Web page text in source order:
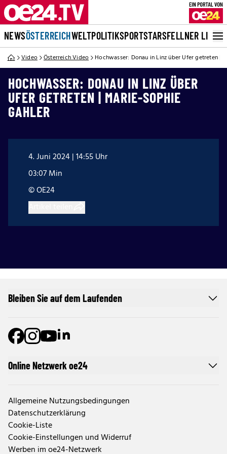
NEWSÖSTERREICHWELTPOLITIKSPORTSTARSFELLNER LIVE
Video Österreich Video Hochwasser: Donau in Linz über Ufer getreten |
HOCHWASSER: DONAU IN LINZ ÜBER
UFER GETRETEN | MARIE-SOPHIE
GAHLER
4. Juni 2024 | 14:55 Uhr
03:07 Min
© OE24
Online Netzwerk oe24
Allgemeine Nutzungsbedingungen
Datenschutzerklärung
Cookie-Liste
Cookie-Einstellungen und Widerruf
Werben im oe24-Netzwerk
Bleiben Sie auf dem Laufenden